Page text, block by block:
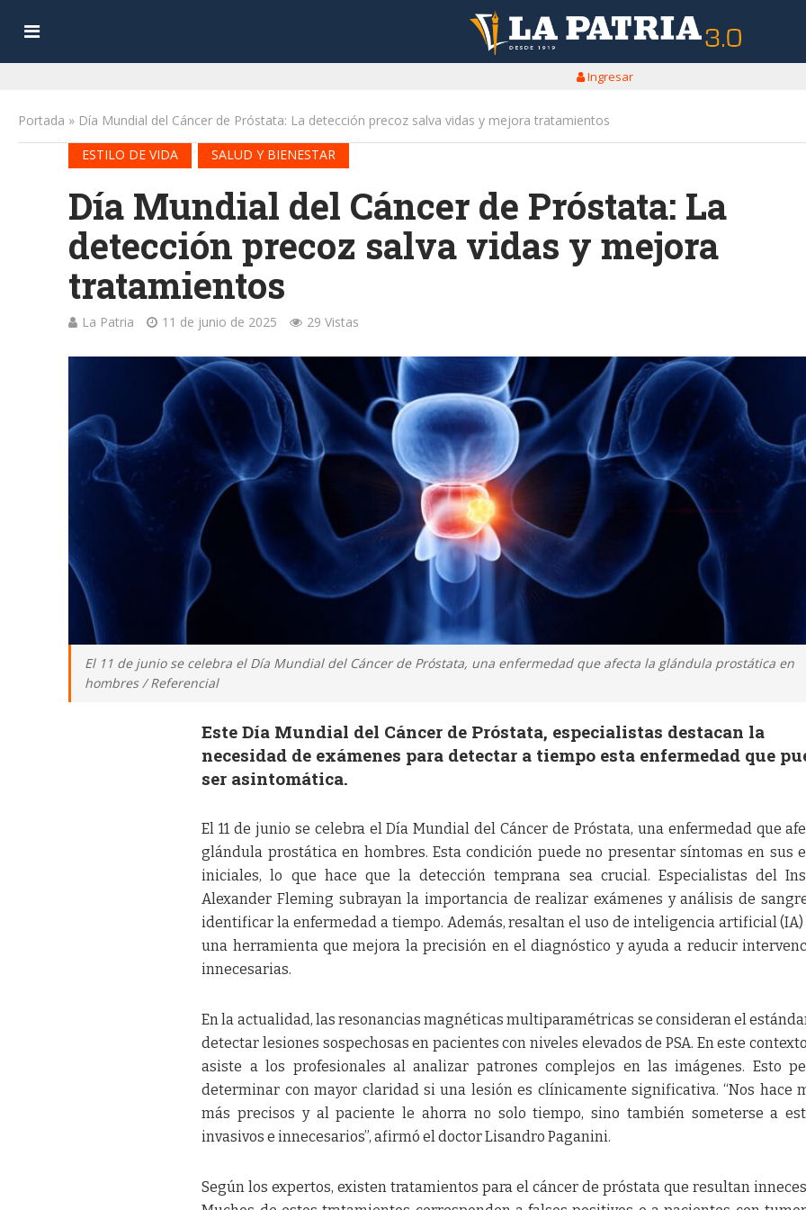
Ingresar
Portada » Día Mundial del Cáncer de Próstata: La detección precoz salva vidas y mejora tratamientos
ESTILO DE VIDA
SALUD Y BIENESTAR
Día Mundial del Cáncer de Próstata: La
detección precoz salva vidas y mejora
tratamientos
La Patria 11 de junio de 2025 29 Vistas
El 11 de junio se celebra el Día Mundial del Cáncer de Próstata, una enfermedad que afecta la glándula prostática en
hombres / Referencial
Este Día Mundial del Cáncer de Próstata, especialistas destacan la
necesidad de exámenes para detectar a tiempo esta enfermedad que
ser asintomática.
El 11 de junio se celebra el Día Mundial del Cáncer de Próstata, una enfermedad que
glándula prostática en hombres. Esta condición puede no presentar síntomas en sus
iniciales, lo que hace que la detección temprana sea crucial. Especialistas del
Alexander Fleming subrayan la importancia de realizar exámenes y análisis de
identificar la enfermedad a tiempo. Además, resaltan el uso de inteligencia artificial (IA)
una herramienta que mejora la precisión en el diagnóstico y ayuda a reducir
innecesarias.
En la actualidad, las resonancias magnéticas multiparamétricas se consideran el
detectar lesiones sospechosas en pacientes con niveles elevados de PSA. En este
asiste a los profesionales al analizar patrones complejos en las imágenes. Esto
determinar con mayor claridad si una lesión es clínicamente significativa. “Nos hace
más precisos y al paciente le ahorra no solo tiempo, sino también someterse a
invasivos e innecesarios”, afirmó el doctor Lisandro Paganini.
Según los expertos, existen tratamientos para el cáncer de próstata que resultan